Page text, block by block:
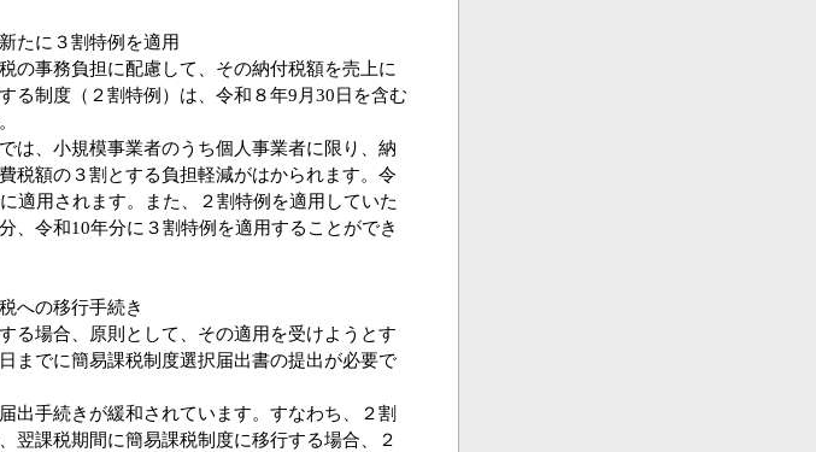
たに３割特例を適用
の事務負担に配慮して、その納付税額を売上に
る制度（２割特例）は、令和８年9月30日を含む
は、小規模事業者のうち個人事業者に限り、納
税額の３割とする負担軽減がはかられます。令
適用されます。また、２割特例を適用していた
、令和10年分に３割特例を適用することができ
への移行手続き
る場合、原則として、その適用を受けようとす
までに簡易課税制度選択届出書の提出が必要で
出手続きが緩和されています。すなわち、２割
翌課税期間に簡易課税制度に移行する場合、２